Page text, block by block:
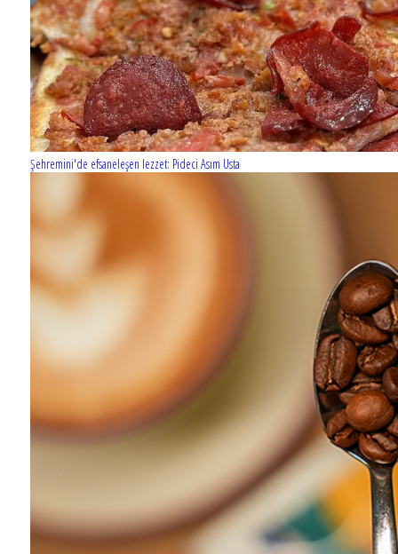
Şehremini'de efsaneleşen lezzet: Pideci Asım Usta